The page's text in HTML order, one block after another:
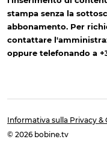
stampa senza la
abbonamento. Per
contattare
oppure telefonando a
Informativa sulla Privacy &
© 2026 bobine.tv